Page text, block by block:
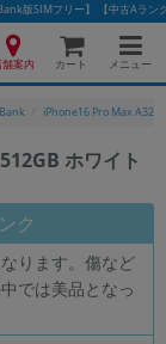
版SIMフリー】 【中古Aラ
舗案内 カート メニュー
iPhone16 Pro Max A3295
ホワイト
ク
ります。傷など
では美品となっ